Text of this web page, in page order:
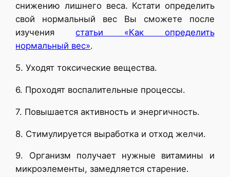
снижению лишнего веса. Кстати определить
свой нормальный вес Вы сможете после
изучениястатьи «Как определить
нормальный вес».
5. Уходят токсические вещества.
6. Проходят воспалительные процессы.
7. Повышается активность и энергичность.
8. Стимулируется выработка и отход желчи.
9. Организм получает нужные витамины и
микроэлементы, замедляется старение.